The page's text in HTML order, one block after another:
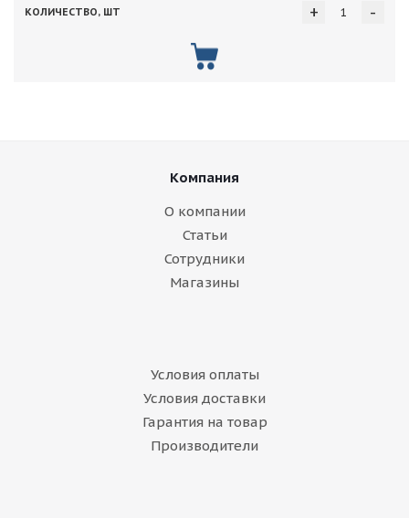
-
+
Компания
О компании
Статьи
Сотрудники
Магазины
Условия оплаты
Условия доставки
Гарантия на товар
Производители